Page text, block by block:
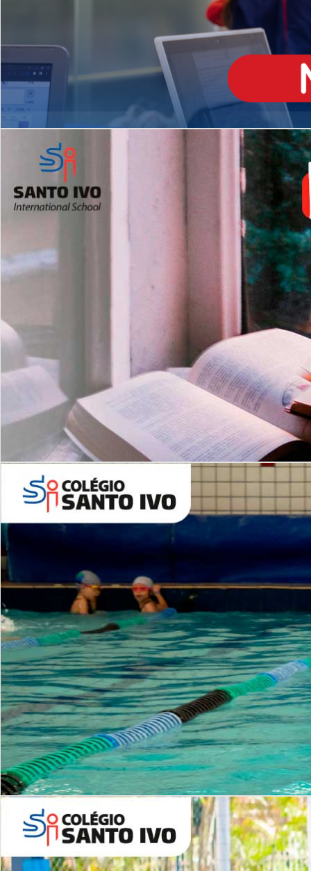
Matrículas Abertas 2026
Leituras Literárias
Período Integral | Saiba mais
MÉDIO
igh School
Dupla Diplomação
2º AO 5º ANO FUNDAMENTAL
es
Com imersão Bilingue - Anos
Finais
6º AO 9º ANO FUNDAMENTAL
Inglês: Turmas Reduzidas
(Proficiência)
ALUNOS NOVOS
Entre em Contato
INSTITUCIONAL